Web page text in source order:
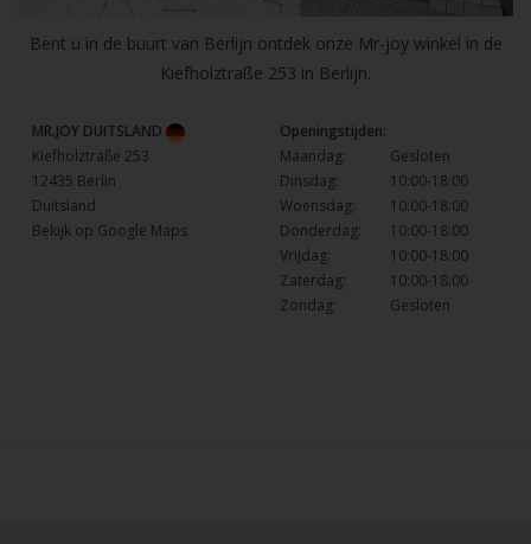
Bent u in de buurt van Berlijn ontdek onze Mr-joy winkel in de
Kiefholztraße 253 in Berlijn.
MR.JOY DUITSLAND
Kiefholztraße 253
12435 Berlin
Duitsland
Bekijk op Google Maps
Openingstijden:
Maandag:
Gesloten
Dinsdag:
10:00-18:00
Woensdag:
10:00-18:00
Donderdag:
10:00-18:00
Vrijdag:
10:00-18:00
Zaterdag:
10:00-18:00
Zondag:
Gesloten